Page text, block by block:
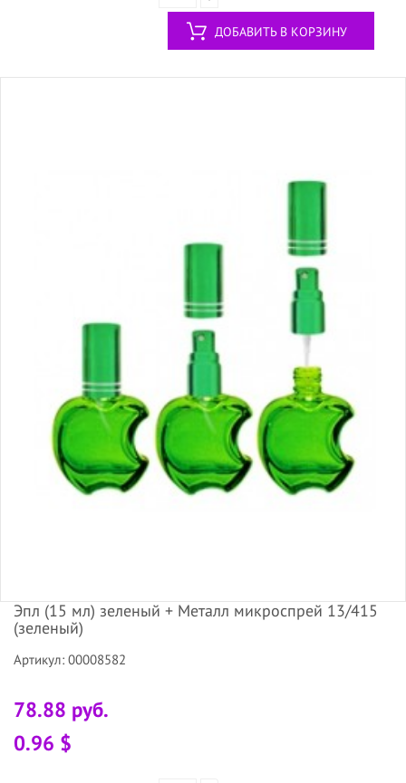
ДОБАВИТЬ В КОРЗИНУ
Эпл (15 мл) зеленый + Металл микроспрей 13/415
(зеленый)
Артикул: 00008582
78.88 руб.
0.96 $